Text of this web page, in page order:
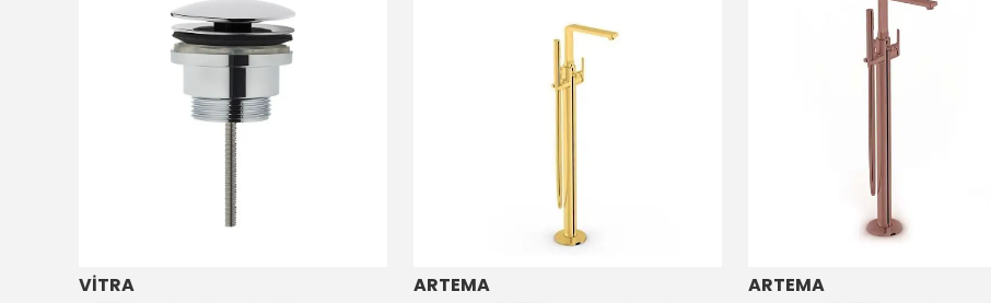
VİTRA ARTEMA ARTEMA